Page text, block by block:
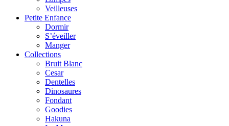
Veilleuses
Petite Enfance
Dormir
S’éveiller
Manger
Collections
Bruit Blanc
Cesar
Dentelles
Dinosaures
Fondant
Goodies
Hakuna